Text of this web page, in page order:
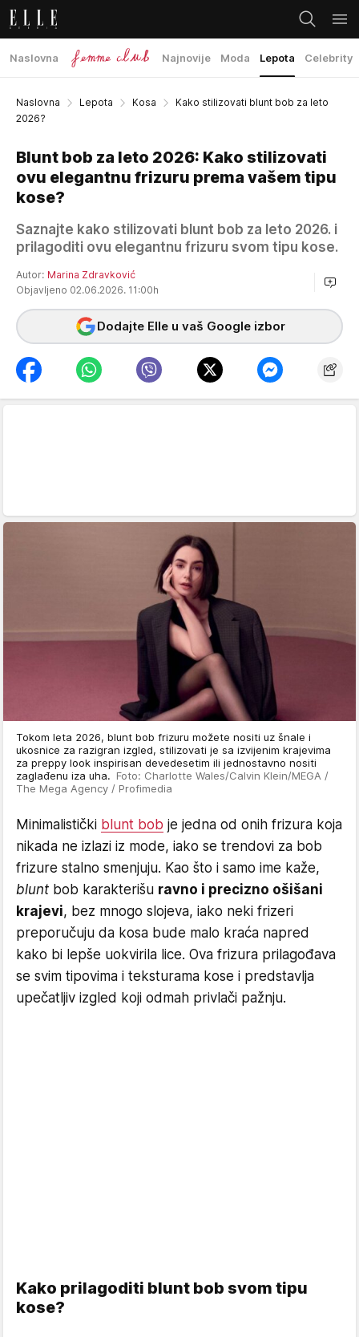
Naslovna Najnovije Moda Lepota Celebrity
Naslovna Lepota Kosa
Kako stilizovati blunt bob za leto
2026?
Blunt bob za leto 2026: Kako stilizovati
ovu elegantnu frizuru prema vašem tipu
kose?
Saznajte kako stilizovati blunt bob za leto 2026. i
prilagoditi ovu elegantnu frizuru svom tipu kose.
Autor: Marina Zdravković
Objavljeno 02.06.2026. 11:00h
Dodajte Elle u vaš Google izbor
Tokom leta 2026, blunt bob frizuru možete nositi uz šnale i
ukosnice za razigran izgled, stilizovati je sa izvijenim krajevima
za preppy look inspirisan devedesetim ili jednostavno nositi
zaglađenu iza uha. Foto: Charlotte Wales/Calvin Klein/MEGA /
The Mega Agency / Profimedia
Minimalistički blunt bob je jedna od onih frizura koja
nikada ne izlazi iz mode, iako se trendovi za bob
frizure stalno smenjuju. Kao što i samo ime kaže,
blunt bob karakterišu ravno i precizno ošišani
krajevi, bez mnogo slojeva, iako neki frizeri
preporučuju da kosa bude malo kraća napred
kako bi lepše uokvirila lice. Ova frizura prilagođava
se svim tipovima i teksturama kose i predstavlja
upečatljiv izgled koji odmah privlači pažnju.
Kako prilagoditi blunt bob svom tipu
kose?